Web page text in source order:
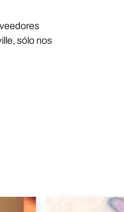
sólo nos